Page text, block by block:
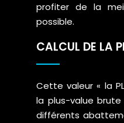
profiter de la
possible.
CALCUL DE LA
Cette valeur « la
la plus-value
différents